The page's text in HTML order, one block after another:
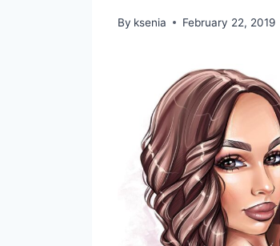
By ksenia February 22, 2019